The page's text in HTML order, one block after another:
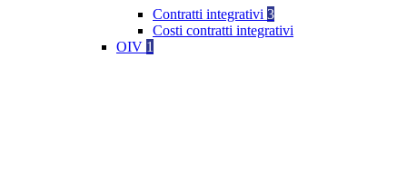
Contratti integrativi 3
Costi contratti integrativi
OIV 1